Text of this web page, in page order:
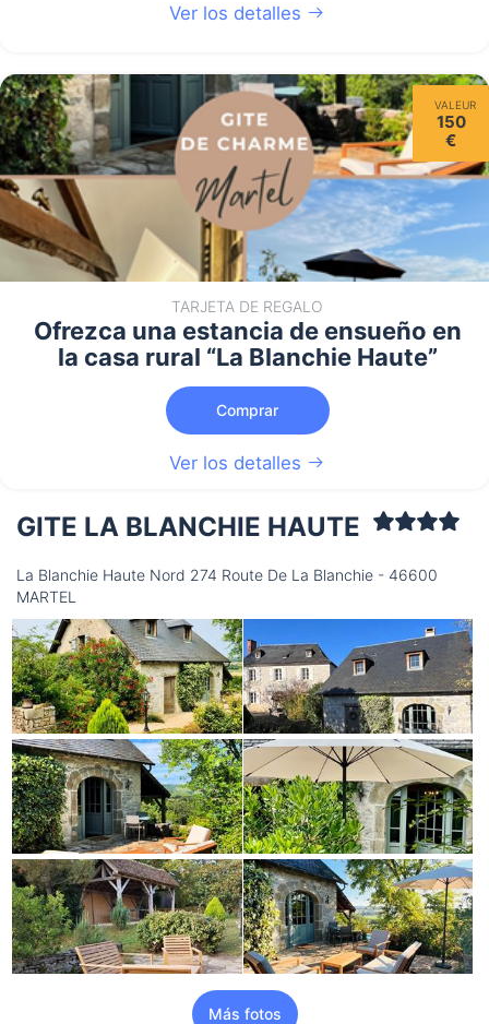
Ver los detalles
VALEUR
150
€
TARJETA DE REGALO
Ofrezca una estancia de ensueño en
la casa rural “La Blanchie Haute”
Comprar
Ver los detalles
GITE LA BLANCHIE HAUTE
La Blanchie Haute Nord 274 Route De La Blanchie - 46600
MARTEL
Más fotos